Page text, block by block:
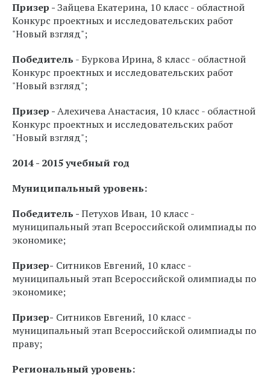
Призер -Зайцева Екатерина, 10 класс - областной
Конкурс проектных и исследовательских работ
"Новый взгляд";
Победитель - Буркова Ирина, 8 класс - областной
Конкурс проектных и исследовательских работ
"Новый взгляд";
Призер -Алехичева Анастасия, 10 класс - областной
Конкурс проектных и исследовательских работ
"Новый взгляд";
2014 - 2015 учебный год
Муниципальный уровень:
Победитель -Петухов Иван, 10 класс -
муниципальный этап Всероссийской олимпиады по
экономике;
Призер- Ситников Евгений, 10 класс -
муниципальный этап Всероссийской олимпиады по
экономике;
Призер- Ситников Евгений, 10 класс -
муниципальный этап Всероссийской олимпиады по
праву;
Региональный уровень: